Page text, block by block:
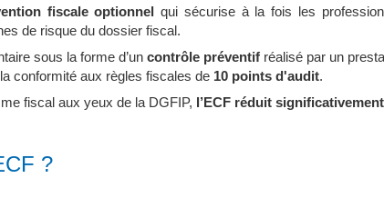
fiscale optionnel qui sécurise à la fois les
de risque du dossier fiscal.
sous la forme d’un contrôle préventif réalisé par un
conformité aux règles fiscales de 10 points d'audit.
fiscal aux yeux de la DGFIP, l’ECF réduit
?